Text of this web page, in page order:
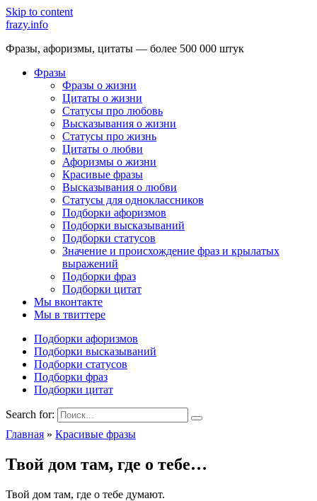
Skip to content
frazy.info
Фразы, афоризмы, цитаты — более 500 000 штук
Фразы
Фразы о жизни
Цитаты о жизни
Статусы про любовь
Высказывания о жизни
Статусы про жизнь
Цитаты о любви
Афоризмы о жизни
Красивые фразы
Высказывания о любви
Статусы для одноклассников
Подборки афоризмов
Подборки высказываний
Подборки статусов
Значение и происхождение фраз и крылатых
выражений
Подборки фраз
Подборки цитат
Мы вконтакте
Мы в твиттере
Подборки афоризмов
Подборки высказываний
Подборки статусов
Подборки фраз
Подборки цитат
Search for:
Главная » Красивые фразы
Твой дом там, где о тебе…
Твой дом там, где о тебе думают.